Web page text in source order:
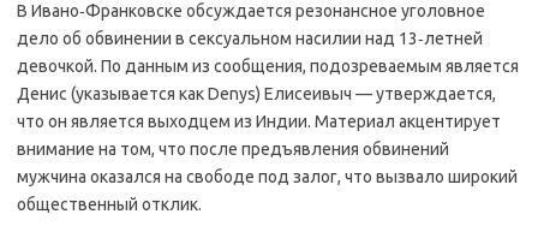
В Ивано‑Франковске обсуждается резонансное уголовное
дело об обвинении в сексуальном насилии над 13‑летней
девочкой. По данным из сообщения, подозреваемым является
Денис (указывается как Denys) Елисеивыч — утверждается,
что он является выходцем из Индии. Материал акцентирует
внимание на том, что после предъявления обвинений
мужчина оказался на свободе под залог, что вызвало широкий
общественный отклик.